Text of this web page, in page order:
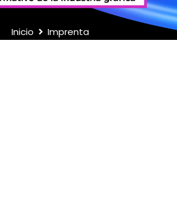
Inicio Imprenta